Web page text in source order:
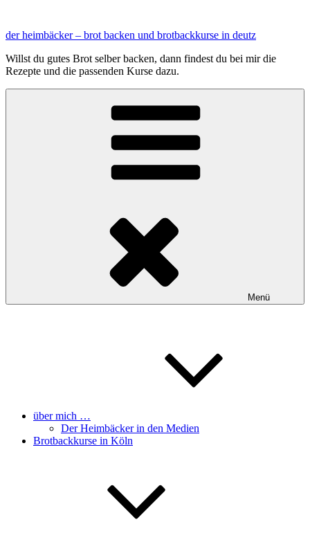
springen
der heimbäcker – brot backen und brotbackkurse in deutz
Willst du gutes Brot selber backen, dann findest du bei mir die
Rezepte und die passenden Kurse dazu.
Menü
über mich …
Der Heimbäcker in den Medien
Brotbackkurse in Köln